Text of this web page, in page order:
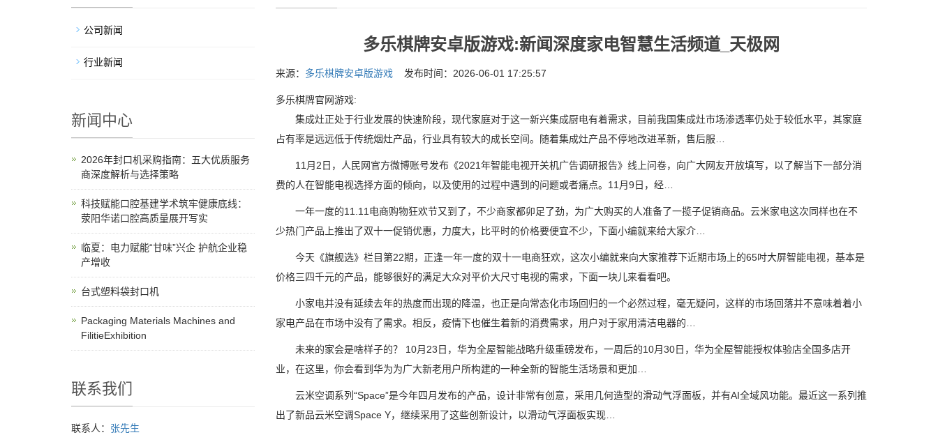
多乐棋牌安卓版游戏:新闻深度家电智慧生活频道_天极网
来源： 多乐棋牌安卓版游戏发布时间：2026-06-01 17:25:57
多乐棋牌官网游戏:
集成灶正处于行业发展的快速阶段，现代家庭对于这一新兴集成厨电有着需求，目前我国集成灶市场渗透率仍处于较低水平，其家庭
占有率是远远低于传统烟灶产品，行业具有较大的成长空间。随着集成灶产品不停地改进革新，售后服…
11月2日，人民网官方微博账号发布《2021年智能电视开关机广告调研报告》线上问卷，向广大网友开放填写，以了解当下一部分消
费的人在智能电视选择方面的倾向，以及使用的过程中遇到的问题或者痛点。11月9日，经…
一年一度的11.11电商购物狂欢节又到了，不少商家都卯足了劲，为广大购买的人准备了一揽子促销商品。云米家电这次同样也在不
少热门产品上推出了双十一促销优惠，力度大，比平时的价格要便宜不少，下面小编就来给大家介…
今天《旗舰选》栏目第22期，正逢一年一度的双十一电商狂欢，这次小编就来向大家推荐下近期市场上的65吋大屏智能电视，基本是
价格三四千元的产品，能够很好的满足大众对平价大尺寸电视的需求，下面一块儿来看看吧。
小家电并没有延续去年的热度而出现的降温，也正是向常态化市场回归的一个必然过程，毫无疑问，这样的市场回落并不意味着着小
家电产品在市场中没有了需求。相反，疫情下也催生着新的消费需求，用户对于家用清洁电器的…
未来的家会是啥样子的？ 10月23日，华为全屋智能战略升级重磅发布，一周后的10月30日，华为全屋智能授权体验店全国多店开
业，在这里，你会看到华为为广大新老用户所构建的一种全新的智能生活场景和更加…
云米空调系列“Space”是今年四月发布的产品，设计非常有创意，采用几何造型的滑动气浮面板，并有AI全域风功能。最近这一系列推
出了新品云米空调Space Y，继续采用了这些创新设计，以滑动气浮面板实现…
公司新闻
行业新闻
新闻中心
2026年封口机采购指南：五大优质服务
商深度解析与选择策略
科技赋能口腔基建学术筑牢健康底线：
荥阳华诺口腔高质量展开写实
临夏：电力赋能“甘味”兴企 护航企业稳
产增收
台式塑料袋封口机
Packaging Materials Machines and
FilitieExhibition
联系我们
联系人： 张先生